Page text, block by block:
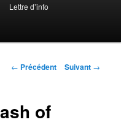
Lettre d’info
Navigation
← Précédent Suivant →
of